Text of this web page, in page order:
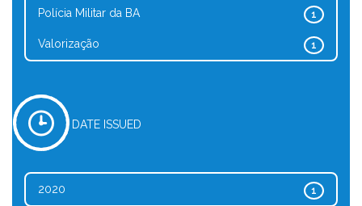
1
Polícia Militar da BA
1
Valorização
DATE ISSUED
1
2020